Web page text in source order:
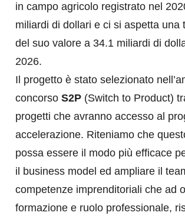
in campo agricolo registrato nel
miliardi di dollari e ci si aspetta una
del suo valore a 34.1 miliardi di
2026.
Il progetto è stato selezionato
concorso S2P(Switch to Product)
progetti che avranno accesso al
accelerazione. Riteniamo che
possa essere il modo più efficace
il business model ed ampliare il
competenze imprenditoriali che ad
formazione e ruolo professionale,